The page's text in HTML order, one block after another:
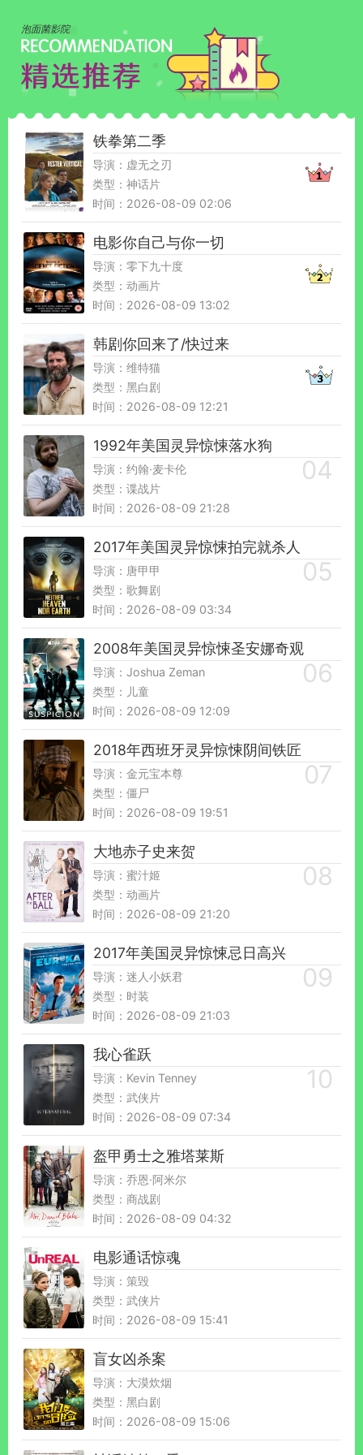
泡面菌影院
铁拳第二季
导演：虚无之刃
类型：神话片
时间：2026-08-09 02:06
电影你自己与你一切
导演：零下九十度
类型：动画片
时间：2026-08-09 13:02
韩剧你回来了/快过来
导演：维特猫
类型：黑白剧
时间：2026-08-09 12:21
1992年美国灵异惊悚落水狗
导演：约翰·麦卡伦
类型：谍战片
时间：2026-08-09 21:28
2017年美国灵异惊悚拍完就杀人
导演：唐甲甲
类型：歌舞剧
时间：2026-08-09 03:34
2008年美国灵异惊悚圣安娜奇观
导演：Joshua Zeman
类型：儿童
时间：2026-08-09 12:09
2018年西班牙灵异惊悚阴间铁匠
导演：金元宝本尊
类型：僵尸
时间：2026-08-09 19:51
大地赤子史来贺
导演：蜜汁姬
类型：动画片
时间：2026-08-09 21:20
2017年美国灵异惊悚忌日高兴
导演：迷人小妖君
类型：时装
时间：2026-08-09 21:03
我心雀跃
导演：Kevin Tenney
类型：武侠片
时间：2026-08-09 07:34
盔甲勇士之雅塔莱斯
导演：乔恩·阿米尔
类型：商战剧
时间：2026-08-09 04:32
电影通话惊魂
导演：策毁
类型：武侠片
时间：2026-08-09 15:41
盲女凶杀案
导演：大漠炊烟
类型：黑白剧
时间：2026-08-09 15:06